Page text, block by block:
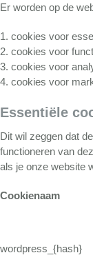
Er worden op de
cookies voor
cookies voor
cookies voor
cookies voor
Essentiële
Dit wil zeggen dat
functioneren van
als je onze website
Cookienaam
wordpress_{hash}